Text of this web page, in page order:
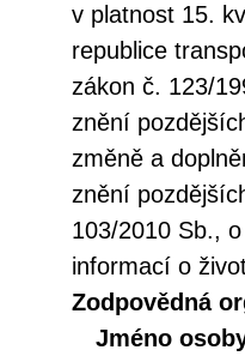
v platnost 15.
republice
zákon č. 123/
znění
změně a
znění
103/2010 Sb.,
informací o
Zodpovědná
Jméno